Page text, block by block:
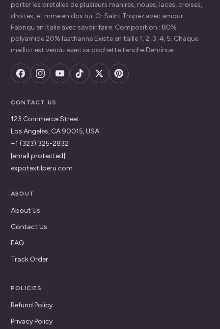
porter les bretelles de plusieurs manires, noues, laces, croises,
droites, et mme en dos nu. Cr Saint Tropez avec amour.
Fabriqu en Italie avec savoir faire. Composition : 80%
polyamide 20% lasthanne Existe en taille 1, 2, 3, 4, 5. Chaque
maillot est vendu avec sa pochette tanche Deminue.
CONTACT US
123 Commerce Street
Los Angeles, CA 90015, USA
+1 (323) 325-2832
[email protected]
expotextilperu.com
ABOUT
About Us
Contact Us
FAQ
Track Order
POLICIES
Refund Policy
Privacy Policy